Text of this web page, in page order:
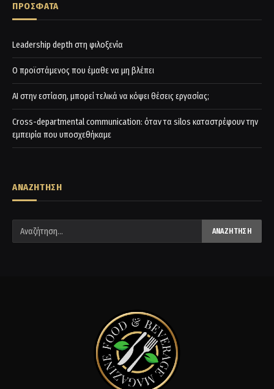
ΠΡΟΣΦΑΤΑ
Leadership depth στη φιλοξενία
Ο προϊστάμενος που έμαθε να μη βλέπει
AI στην εστίαση, μπορεί τελικά να κόψει θέσεις εργασίας;
Cross-departmental communication: όταν τα silos καταστρέφουν την
εμπειρία που υποσχεθήκαμε
ΑΝΑΖΗΤΗΣΗ